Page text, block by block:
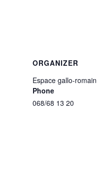
ORGANIZER
Espace gallo-romain
Phone
068/68 13 20